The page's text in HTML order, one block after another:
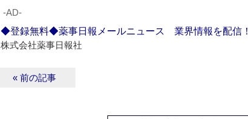
‐AD‐
◆登録無料◆薬事日報メールニュース 業界情報を配信！
株式会社薬事日報社
« 前の記事